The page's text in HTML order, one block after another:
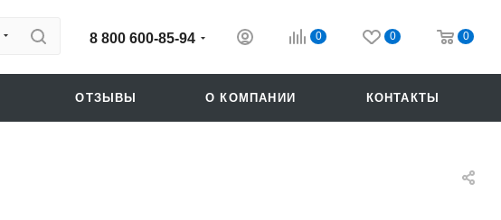
8 800 600-85-94 0 0 0
ОТЗЫВЫ О КОМПАНИИ КОНТАКТЫ